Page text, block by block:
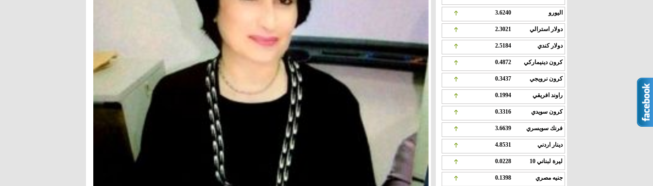
اليورو 3.6240
دولار استرالي 2.3021
دولار كندي 2.5184
كرون دينيماركي 0.4872
كرون نرويجي 0.3437
راوند افريقي 0.1994
كرون سويدي 0.3316
فرنك سويسري 3.6639
دينار اردني 4.8531
ليرة لبناني 10 0.0228
جنيه مصري 0.1398